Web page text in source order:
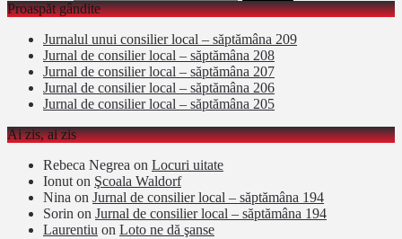
Proaspăt gândite
Jurnalul unui consilier local – săptămâna 209
Jurnal de consilier local – săptămâna 208
Jurnal de consilier local – săptămâna 207
Jurnal de consilier local – săptămâna 206
Jurnal de consilier local – săptămâna 205
Ai zis, ai zis
Rebeca Negrea on Locuri uitate
Ionuton Şcoala Waldorf
Nina on Jurnal de consilier local – săptămâna 194
Sorin on Jurnal de consilier local – săptămâna 194
Laurentiu on Loto ne dă şanse